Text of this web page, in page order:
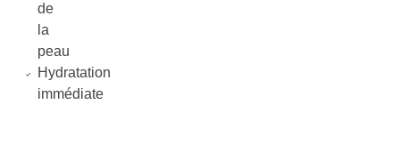
de
la
peau
Hydratation
immédiate